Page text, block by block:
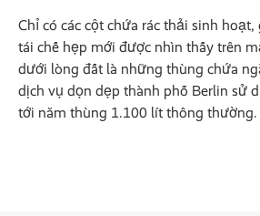
Chỉ có các cột chứa rác thải sinh
tái chế hẹp mới được nhìn thấy trên
dưới lòng đất là những thùng chứa
dịch vụ dọn dẹp thành phố Berlin sử
tới năm thùng 1.100 lít thông thường.